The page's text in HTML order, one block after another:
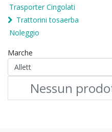
Trasporter Cingolati
Trattorini tosaerba
Noleggio
Marche
Nessun